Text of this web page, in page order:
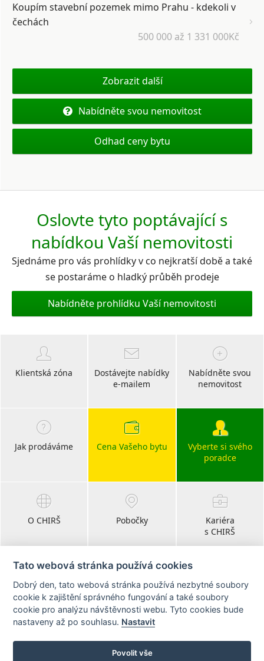
Koupím stavební pozemek mimo Prahu - kdekoli v
čechách
500 000 až 1 331 000Kč
Zobrazit další
Nabídněte svou nemovitost
Odhad ceny bytu
Oslovte tyto poptávající s
nabídkou Vaší nemovitosti
Sjednáme pro vás prohlídky v co nejkratší době a také
se postaráme o hladký průběh prodeje
Nabídněte prohlídku Vaší nemovitosti
Klientská zóna
Dostávejte nabídky
e-mailem
Nabídněte svou
nemovitost
Jak prodáváme Cena Vašeho bytu
Vyberte si svého
poradce
O CHIRŠ Pobočky
Kariéra
s CHIRŠ
Blog
realitní články
Tato webová stránka používá cookies
Dobrý den, tato webová stránka používá nezbytné soubory
cookie k zajištění správného fungování a také soubory
cookie pro analýzu návštěvnosti webu. Tyto cookies bude
nastaveny až po souhlasu. Nastavit
Povolit vše